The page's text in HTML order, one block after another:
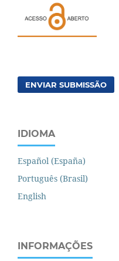
ENVIAR SUBMISSÃO
IDIOMA
Español (España)
Português (Brasil)
English
INFORMAÇÕES